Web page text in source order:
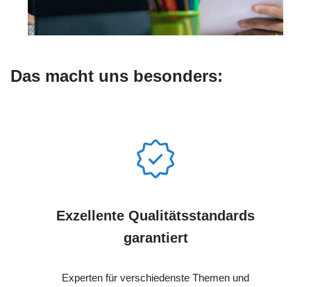
Das macht uns besonders:
Exzellente Qualitätsstandards
garantiert
Experten für verschiedenste Themen und